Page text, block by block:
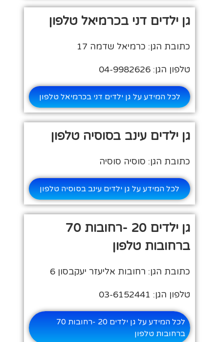
גן ילדים דני בכרמיאל טלפון
כתובת הגן: כרמיאל שדמה 17
טלפון הגן: 04-9982626
לכל המידע על גן ילדים דני בכרמיאל טלפון
גן ילדים עינב בסוסיה טלפון
כתובת הגן: סוסיה סוסיה
לכל המידע על גן ילדים עינב בסוסיה טלפון
גן ילדים 20 -רחובות 70
ברחובות טלפון
כתובת הגן: רחובות אליעזר יעקבסון 6
טלפון הגן: 03-6152441
לכל המידע על גן ילדים 20 -רחובות 70
ברחובות טלפון